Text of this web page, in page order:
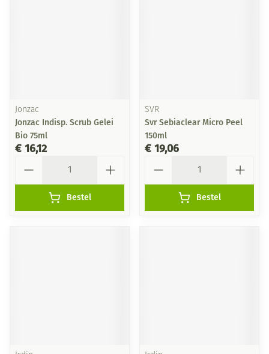
Jonzac
Jonzac Indisp. Scrub Gelei
Bio 75ml
€ 16,12
Bestel
SVR
Svr Sebiaclear Micro Peel
150ml
€ 19,06
Bestel